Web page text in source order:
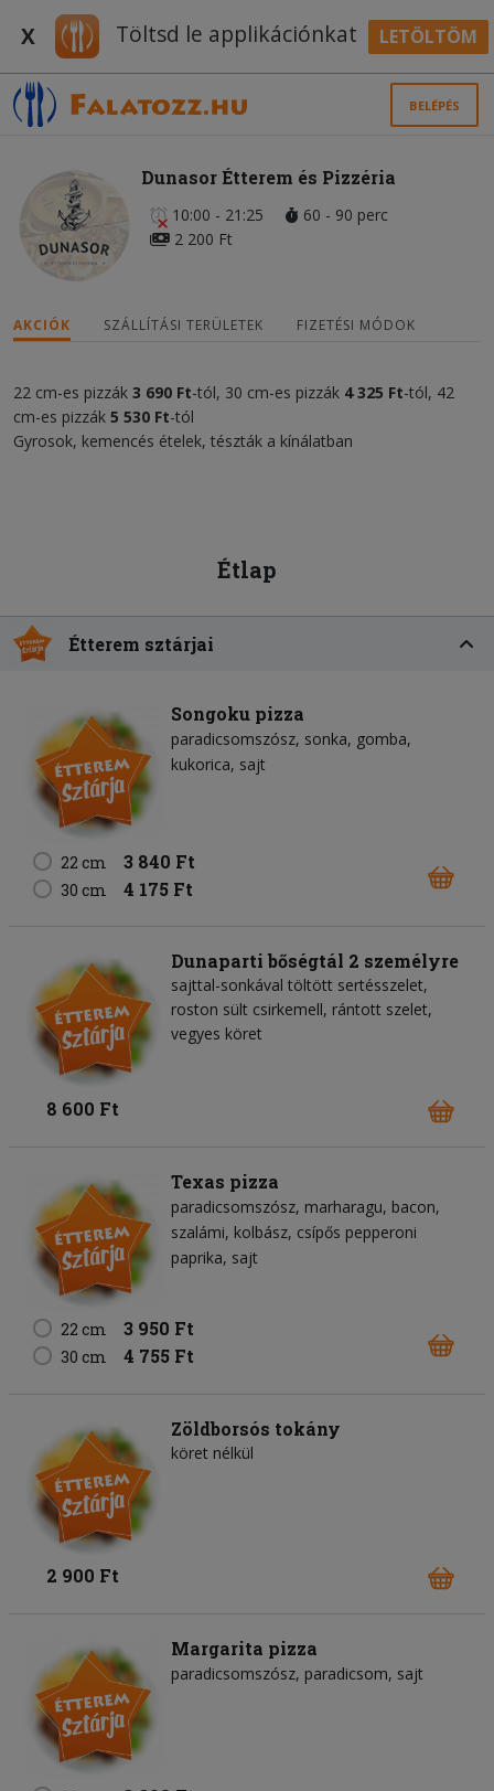
X Töltsd le applikációnkat LETÖLTÖM
BELÉPÉS
Dunasor Étterem és Pizzéria
10:00 - 21:25
60 - 90 perc
2 200 Ft
AKCIÓK SZÁLLÍTÁSI TERÜLETEK FIZETÉSI MÓDOK
22 cm-es pizzák 3 690 Ft-tól, 30 cm-es pizzák 4 325 Ft-tól, 42
cm-es pizzák 5 530 Ft-tól
Gyrosok, kemencés ételek, tészták a kínálatban
Étlap
Étterem sztárjai
Songoku pizza
paradicsomszósz sonka gomba
kukorica sajt
22 cm 3 840 Ft
30 cm 4 175 Ft
Dunaparti bőségtál 2 személyre
sajttal-sonkával töltött sertésszelet,
roston sült csirkemell, rántott szelet,
vegyes köret
8 600 Ft
Texas pizza
paradicsomszósz marharagu bacon
szalámi kolbász csípős pepperoni
paprika sajt
22 cm 3 950 Ft
30 cm 4 755 Ft
Zöldborsós tokány
köret nélkül
2 900 Ft
Margarita pizza
paradicsomszósz paradicsom sajt